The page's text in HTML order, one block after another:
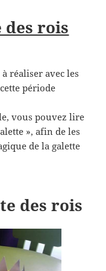
des rois
réaliser avec les
période
vous pouvez lire
», afin de les
de la galette
des rois